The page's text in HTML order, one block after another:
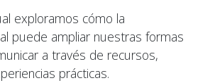
exploramos cómo la
puede ampliar nuestras formas
a través de recursos,
prácticas.